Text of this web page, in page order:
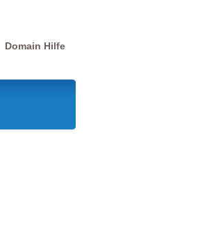
Domain Hilfe